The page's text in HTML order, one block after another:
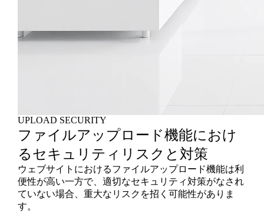
UPLOAD SECURITY
ファイルアップロード機能におけ
るセキュリティリスクと対策
ウェブサイトにおけるファイルアップロード機能は利
便性が高い一方で、適切なセキュリティ対策がなされ
ていない場合、重大なリスクを招く可能性がありま
す。